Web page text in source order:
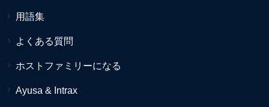
用語集
よくある質問
ホストファミリーになる
Ayusa & Intrax